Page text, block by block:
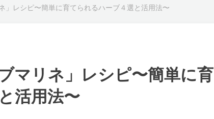
」レシピ〜簡単に育てられるハーブ４選と活用法〜
マリネ」レシピ〜簡単に育
活用法〜